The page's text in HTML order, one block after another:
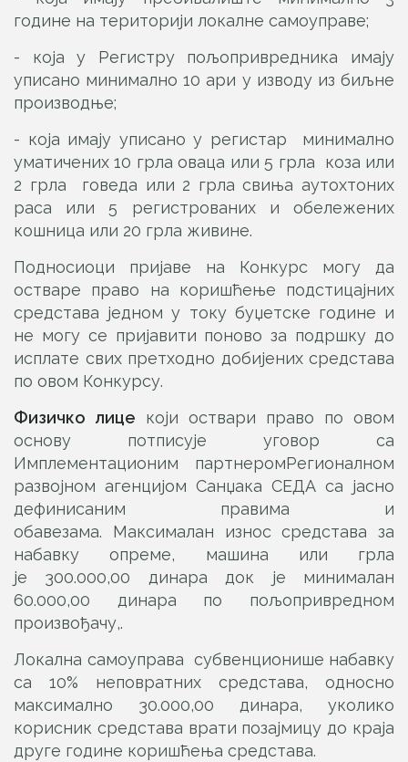
године на територији локалне самоуправе;
- која у Регистру пољопривредника имају
уписано минимално 10 ари у изводу из биљне
производње;
- која имају уписано у регистар минимално
уматичених 10 грла оваца или 5 грла коза или
2 грла говеда или 2 грла свиња аутохтоних
раса или 5 регистрованих и обележених
кошница или 20 грла живине.
Подносиоци пријаве на Конкурс могу да
остваре право на коришћење подстицајних
средстава једном у току буџетске године и
не могу се пријавити поново за подршку до
исплате свих претходно добијених средстава
по овом Конкурсу.
Физичко лице који оствари право по овом
основу потписује уговор са
Имплементационим партнеромРегионалном
развојном агенцијом Санџака СЕДА са јасно
дефинисаним правима и
обавезама. Максималан износ средстава за
набавку опреме, машина или грла
је 300.000,00 динара док је минималан
60.000,00 динара по пољопривредном
произвођачу,.
Локална самоуправа субвенционише набавку
са 10% неповратних средстава, односно
максимално 30.000,00 динара, уколико
корисник средстава врати позајмицу до краја
друге године коришћења средстава.